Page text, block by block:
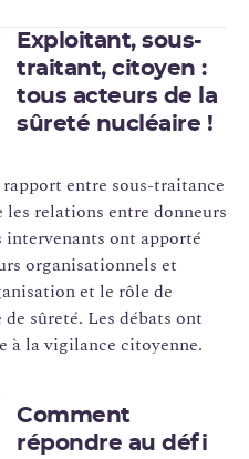
Exploitant, sous-
traitant, citoyen :
tous acteurs de la
sûreté nucléaire !
entre sous-traitance
relations entre donneurs
ont apporté
organisationnels et
et le rôle de
sûreté. Les débats ont
à la vigilance citoyenne.
Comment
répondre au défi